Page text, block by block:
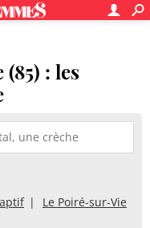
(85) : les
Le Poiré-sur-Vie